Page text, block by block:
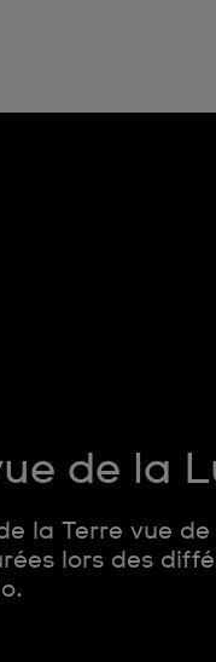
de la
la Terre vue
lors des